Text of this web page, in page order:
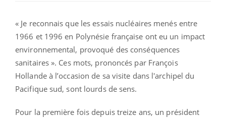
« Je reconnais que les essais nucléaires menés entre
1966 et 1996 en Polynésie française ont eu un impact
environnemental, provoqué des conséquences
sanitaires ». Ces mots, prononcés par François
Hollande à l’occasion de sa visite dans l'archipel du
Pacifique sud, sont lourds de sens.
Pour la première fois depuis treize ans, un président